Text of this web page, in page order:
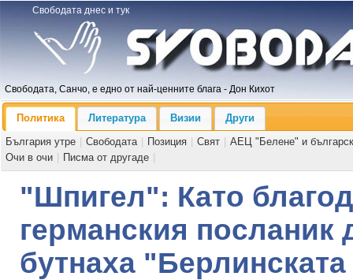
Свободата днес и тук
Свободата, Санчо, е едно от най-ценните блага - Дон Кихот
Политика Литература Визии
Други
България утре
Свободата Позиция Свят
АЕЦ "Белене" и
Очи в очи
Писма от другаде
"Шпигел": Като
германския посланик
бутнаха